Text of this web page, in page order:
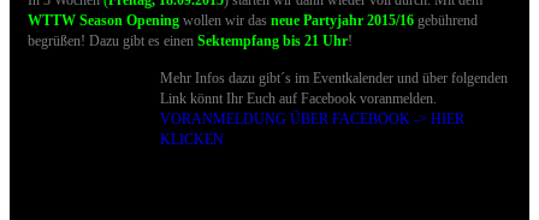
WTTW Season Opening wollen wir das neue Partyjahr 2015/16 gebührend
begrüßen! Dazu gibt es einen Sektempfang bis 21 Uhr!
Mehr Infos dazu gibt´s im Eventkalender und über folgenden
Link könnt Ihr Euch auf Facebook voranmelden.
VORANMELDUNG ÜBER FACEBOOK -> HIER
KLICKEN